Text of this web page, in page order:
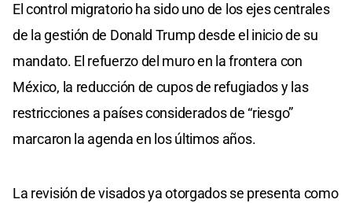
El control migratorio ha sido uno de los ejes centrales
de la gestión de Donald Trump desde el inicio de su
mandato. El refuerzo del muro en la frontera con
México, la reducción de cupos de refugiados y las
restricciones a países considerados de “riesgo”
marcaron la agenda en los últimos años.
La revisión de visados ya otorgados se presenta como